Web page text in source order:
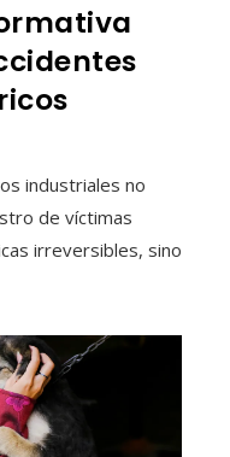
industriales no
de víctimas
irreversibles, sino